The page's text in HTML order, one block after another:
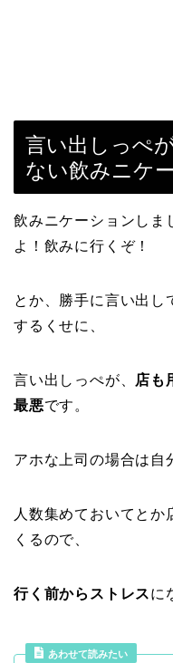
言い出しっぺ
ない飲みニケ
飲みニケーションしま
よ！飲みに行くぞ！
とか、勝手に言い出し
するくせに、
言い出しっぺが、 店も
最悪です。
アホな上司の場合は自
人数集めておいてとか
くるので、
行く前からストレスに
あわせて読みたい